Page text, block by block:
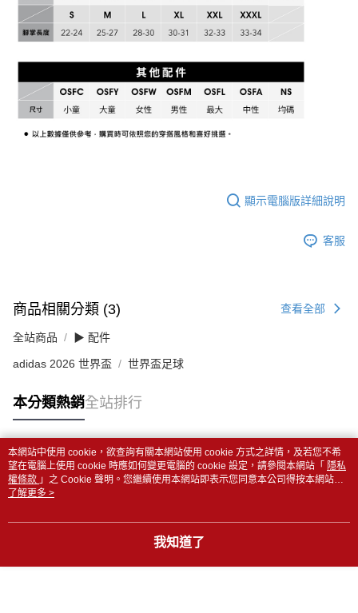
顯示電腦版詳細說明
客服
商品相關分類 (3) 查看全部
全站商品 ▶ 配件
adidas 2026 世界盃 世界盃足球
本分類熱銷全站排行
熱門標籤
本網站中使用 cookie，欲查詢有關本網站使用 cookie 方式之詳情，及若您不希
望在電腦上使用 cookie 時應如何變更電腦的 cookie 設定，請參閱本網站「 隱私
權條款 」之 Cookie 聲明。您繼續使用本網站即表示您同意本公司得按本網站使
用條款之 Cookie 聲明使用 cookie。
了解更多 >
我知道了